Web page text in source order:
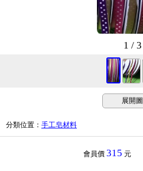
1 / 3
展開圖
分類位置 ： 手工皂材料
會員價 315 元